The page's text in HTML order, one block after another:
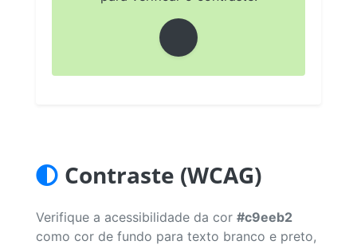
Contraste (WCAG)
Verifique a acessibilidade da cor #c9eeb2
como cor de fundo para texto branco e preto,